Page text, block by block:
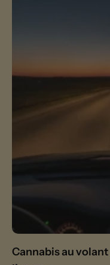
Cannabis au volant